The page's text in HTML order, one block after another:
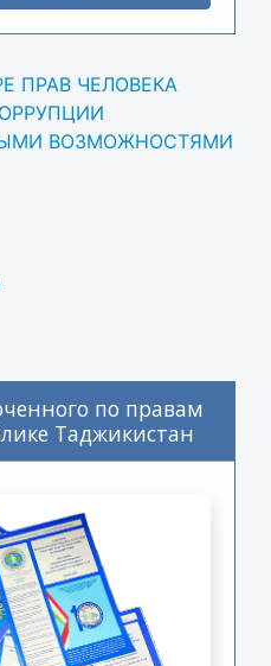
ПРАВ ЧЕЛОВЕКА
ВОЗМОЖНОСТЯМИ
по правам
Таджикистан